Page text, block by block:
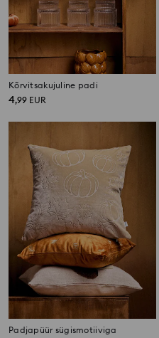
Kõrvitsakujuline padi
4,99 EUR
Padjapüür sügismotiiviga